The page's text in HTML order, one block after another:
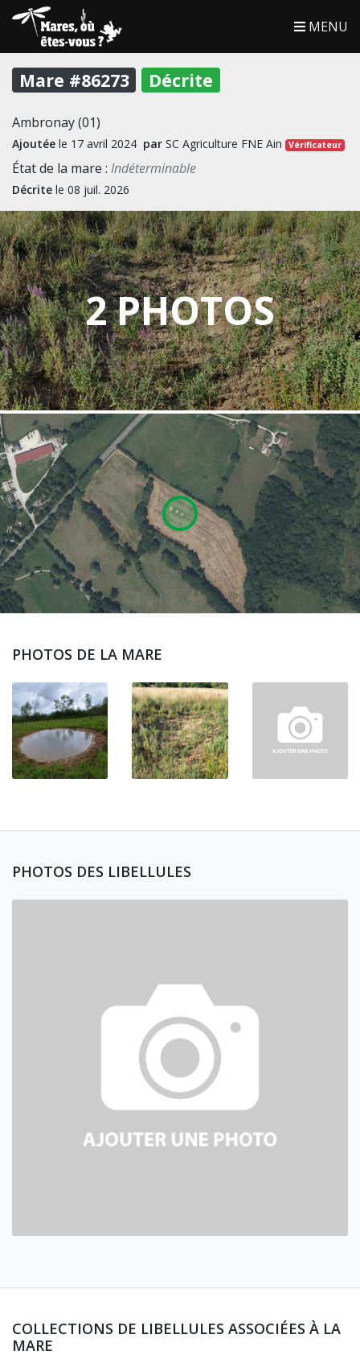
MENU
Mare #86273 Décrite
Ambronay (01)
Ajoutée le 17 avril 2024 par SC Agriculture FNE Ain Vérificateur
État de la mare : Indéterminable
Décrite le 08 juil. 2026
2 PHOTOS
PHOTOS DE LA MARE
PHOTOS DES LIBELLULES
COLLECTIONS DE LIBELLULES ASSOCIÉES À LA
MARE